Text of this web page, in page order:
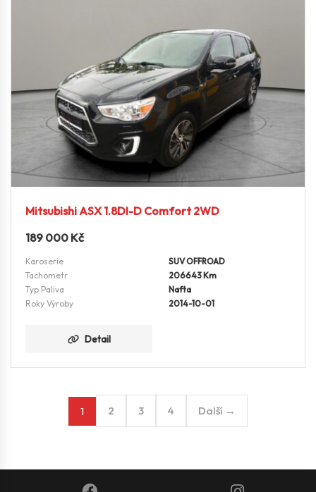
Mitsubishi ASX 1.8DI-D Comfort 2WD
189 000 Kč
Karoserie
SUV OFFROAD
Tachometr
206643 Km
Typ Paliva
Nafta
Roky Výroby
2014-10-01
Detail
1 2 3 4 Další →